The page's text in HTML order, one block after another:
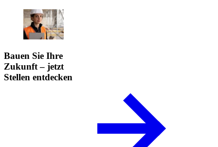
Bauen Sie Ihre
Zukunft – jetzt
Stellen entdecken